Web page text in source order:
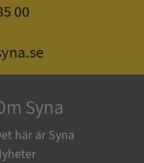
00
Syna
här är Syna
Microsoft
Corporation